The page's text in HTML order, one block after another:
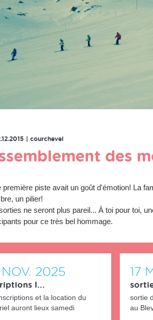
courchevel
des
première piste avait un goût d'émotion! La
un pilier!
ne seront plus pareil... À toi pour toi,
pour ce très bel hommage.
NOV. 2025
l...
et la location du
auront lieux samedi
17
sortie
au